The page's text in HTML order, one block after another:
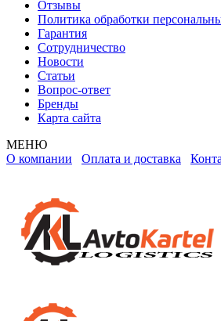
Отзывы
Политика обработки
Гарантия
Сотрудничество
Новости
Статьи
Вопрос-ответ
Бренды
Карта сайта
МЕНЮ
О компании
Оплата и доставка